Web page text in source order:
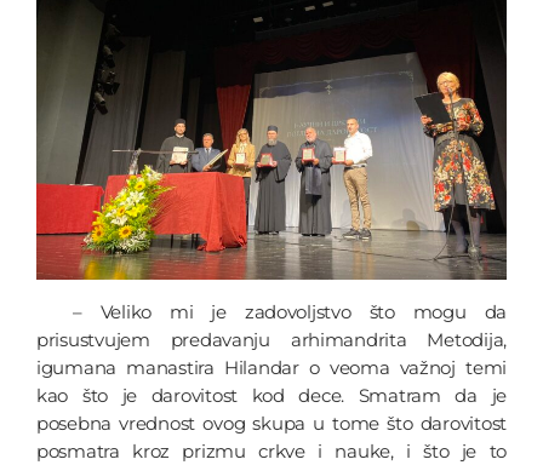
– Veliko mi je zadovoljstvo što mogu da
prisustvujem predavanju arhimandrita Metodija,
igumana manastira Hilandar o veoma važnoj temi
kao što je darovitost kod dece. Smatram da je
posebna vrednost ovog skupa u tome što darovitost
posmatra kroz prizmu crkve i nauke, i što je to